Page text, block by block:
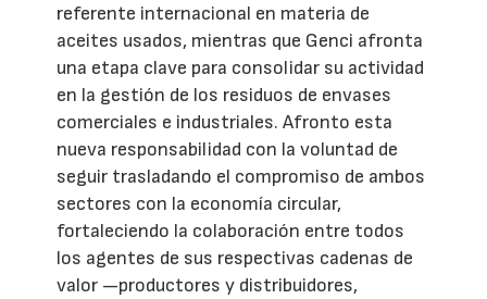
referente internacional en materia de
aceites usados, mientras que Genci afronta
una etapa clave para consolidar su actividad
en la gestión de los residuos de envases
comerciales e industriales. Afronto esta
nueva responsabilidad con la voluntad de
seguir trasladando el compromiso de ambos
sectores con la economía circular,
fortaleciendo la colaboración entre todos
los agentes de sus respectivas cadenas de
valor —productores y distribuidores,